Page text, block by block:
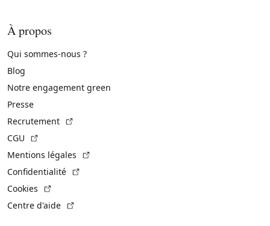
À propos
Qui sommes-nous ?
Blog
Notre engagement green
Presse
Recrutement
CGU
Mentions légales
Confidentialité
Cookies
Centre d'aide